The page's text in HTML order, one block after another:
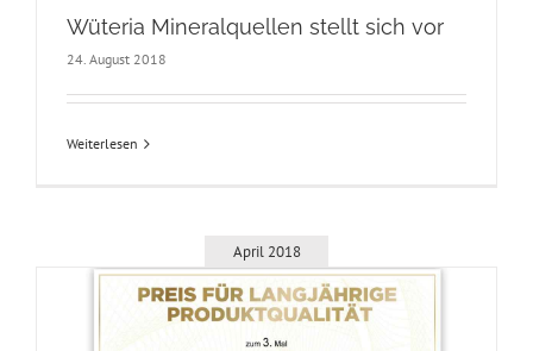
Wüteria Mineralquellen stellt sich vor
24. August 2018
Weiterlesen
April 2018